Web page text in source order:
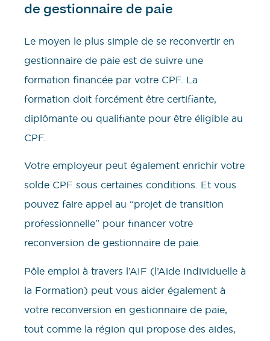
de gestionnaire de paie
Le moyen le plus simple de se reconvertir en
gestionnaire de paie est de suivre une
formation financée par votre CPF. La
formation doit forcément être certifiante,
diplômante ou qualifiante pour être éligible au
CPF.
Votre employeur peut également enrichir votre
solde CPF sous certaines conditions. Et vous
pouvez faire appel au “projet de transition
professionnelle” pour financer votre
reconversion de gestionnaire de paie.
Pôle emploi à travers l’AIF (l’Aide Individuelle à
la Formation) peut vous aider également à
votre reconversion en gestionnaire de paie,
tout comme la région qui propose des aides,